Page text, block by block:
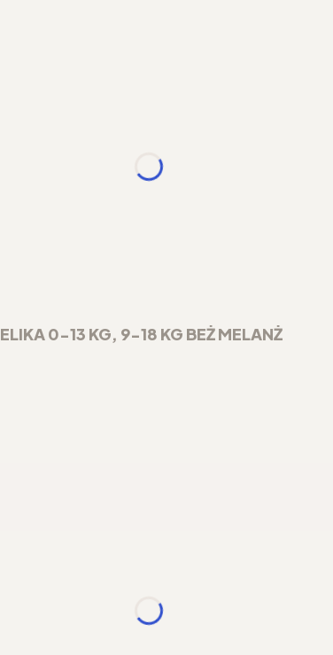
0-13 KG, 9-18 KG BEŻ MELANŻ